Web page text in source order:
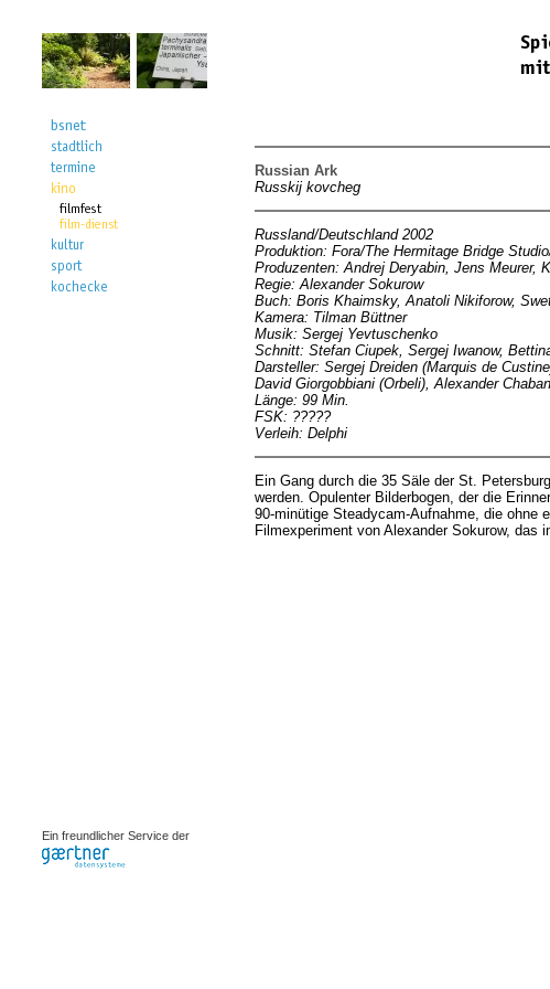
Russian Ark
Russkij kovcheg
Russland/Deutschland 2002
Produktion: Fora/The Hermitage Bridge
Produzenten: Andrej Deryabin, Jens Meurer,
Regie: Alexander Sokurow
Buch: Boris Khaimsky, Anatoli Nikiforow,
Kamera: Tilman Büttner
Musik: Sergej Yevtuschenko
Schnitt: Stefan Ciupek, Sergej Iwanow,
Darsteller: Sergej Dreiden (Marquis de
David Giorgobbiani (Orbeli), Alexander
Länge: 99 Min.
FSK: ?????
Verleih: Delphi
Ein Gang durch die 35 Säle der St.
werden. Opulenter Bilderbogen, der die
90-minütige Steadycam-Aufnahme, die ohne
Filmexperiment von Alexander Sokurow, das
Ein freundlicher Service der